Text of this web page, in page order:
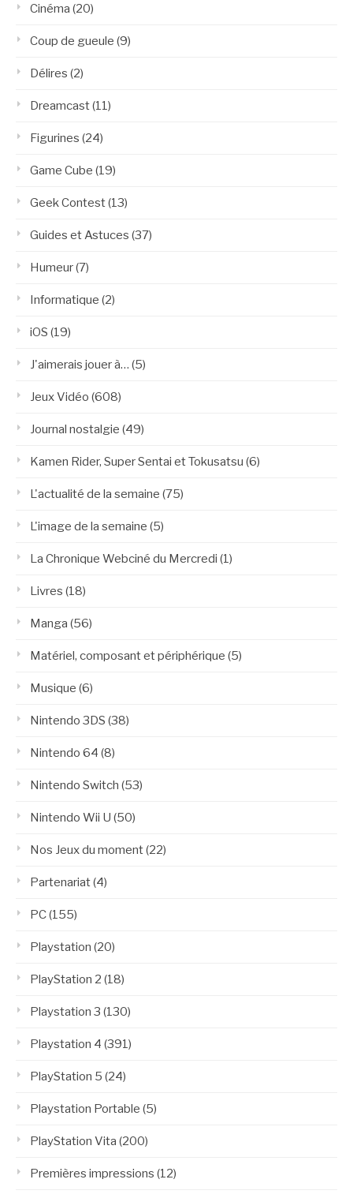
Cinéma (20)
Coup de gueule (9)
Délires (2)
Dreamcast(11)
Figurines (24)
Game Cube (19)
Geek Contest(13)
Guides et Astuces (37)
Humeur(7)
Informatique (2)
iOS (19)
J'aimerais jouer à… (5)
Jeux Vidéo (608)
Journal nostalgie (49)
Kamen Rider, Super Sentai et Tokusatsu (6)
L'actualité de la semaine (75)
L'image de la semaine (5)
La Chronique Webciné du Mercredi (1)
Livres (18)
Manga (56)
Matériel, composant et périphérique (5)
Musique (6)
Nintendo 3DS (38)
Nintendo 64 (8)
Nintendo Switch (53)
Nintendo Wii U (50)
Nos Jeux du moment(22)
Partenariat(4)
PC(155)
Playstation (20)
PlayStation 2 (18)
Playstation 3 (130)
Playstation 4 (391)
PlayStation 5 (24)
Playstation Portable (5)
PlayStation Vita (200)
Premières impressions (12)